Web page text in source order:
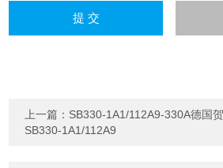
上一篇： SB330-1A1/112A9-330A德国
SB330-1A1/112A9